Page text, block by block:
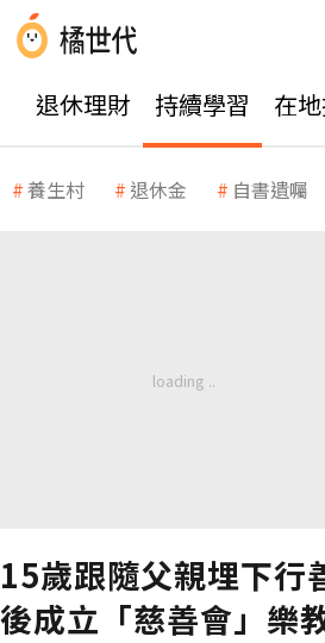
退休理財 持續學習 在
養生村 退休金 自書遺囑
15歲跟隨父親埋下行
後成立「慈善會」樂